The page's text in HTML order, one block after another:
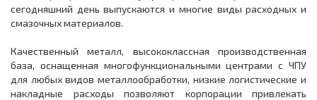
сегодняшний день выпускаются и многие виды расходных и
смазочных материалов.
Качественный металл, высококлассная производственная
база, оснащенная многофункциональными центрами с ЧПУ
для любых видов металлообработки, низкие логистические и
накладные расходы позволяют корпорации привлекать